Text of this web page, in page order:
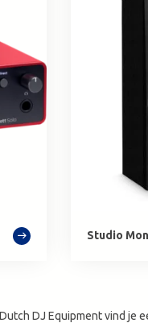
Studio
DJ Equipment vind je